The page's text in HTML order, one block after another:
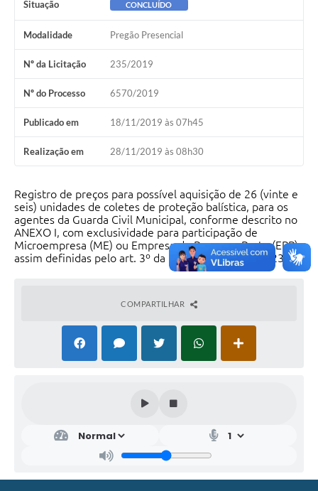
Situação CONCLUÍDO
Modalidade Pregão Presencial
Nº da Licitação 235/2019
Nº do Processo 6570/2019
Publicado em 18/11/2019 às 07h45
Realização em 28/11/2019 às 08h30
Registro de preços para possível aquisição de 26 (vinte e
seis) unidades de coletes de proteção balística, para os
agentes da Guarda Civil Municipal, conforme descrito no
ANEXO I, com exclusividade para participação de
Microempresa (ME) ou Empresa de Pequeno Porte (EPP),
assim definidas pelo art. 3º da Lei Complementar 123/06.
COMPARTILHAR